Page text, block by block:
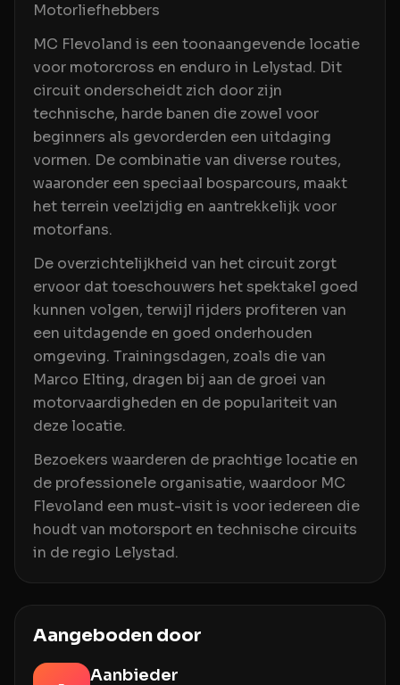
Motorliefhebbers
MC Flevoland is een toonaangevende locatie
voor motorcross en enduro in Lelystad. Dit
circuit onderscheidt zich door zijn
technische, harde banen die zowel voor
beginners als gevorderden een uitdaging
vormen. De combinatie van diverse routes,
waaronder een speciaal bosparcours, maakt
het terrein veelzijdig en aantrekkelijk voor
motorfans.
De overzichtelijkheid van het circuit zorgt
ervoor dat toeschouwers het spektakel goed
kunnen volgen, terwijl rijders profiteren van
een uitdagende en goed onderhouden
omgeving. Trainingsdagen, zoals die van
Marco Elting, dragen bij aan de groei van
motorvaardigheden en de populariteit van
deze locatie.
Bezoekers waarderen de prachtige locatie en
de professionele organisatie, waardoor MC
Flevoland een must-visit is voor iedereen die
houdt van motorsport en technische circuits
in de regio Lelystad.
Aangeboden door
Aanbieder